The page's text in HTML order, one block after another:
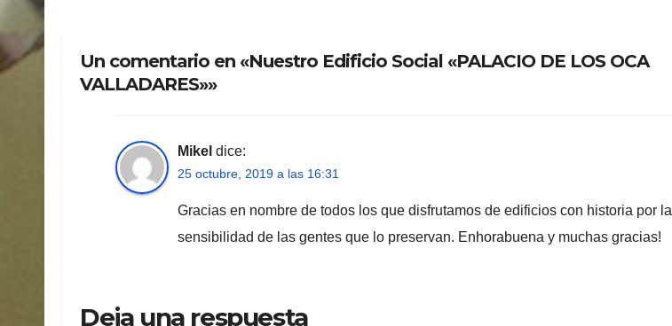
Un comentario en «Nuestro Edificio Social «PALACIO DE LOS OCA
VALLADARES»»
Mikel dice:
25 octubre, 2019 a las 16:31
Gracias en nombre de todos los que disfrutamos de edificios con historia por la
sensibilidad de las gentes que lo preservan. Enhorabuena y muchas gracias!
Deja una respuesta